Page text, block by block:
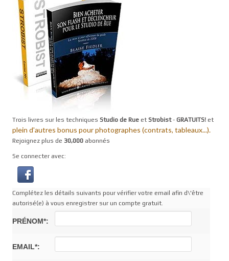
Trois livres sur les techniques Studio de Rue et Strobist- GRATUITS! et
plein d'autres bonus pour photographes (contrats, tableaux...).
Rejoignez plus de 30,000 abonnés
Se connecter avec:
Complétez les détails suivants pour vérifier votre email afin d\'être
autorisé(e) à vous enregistrer sur un compte gratuit.
PRÉNOM*:
EMAIL*: